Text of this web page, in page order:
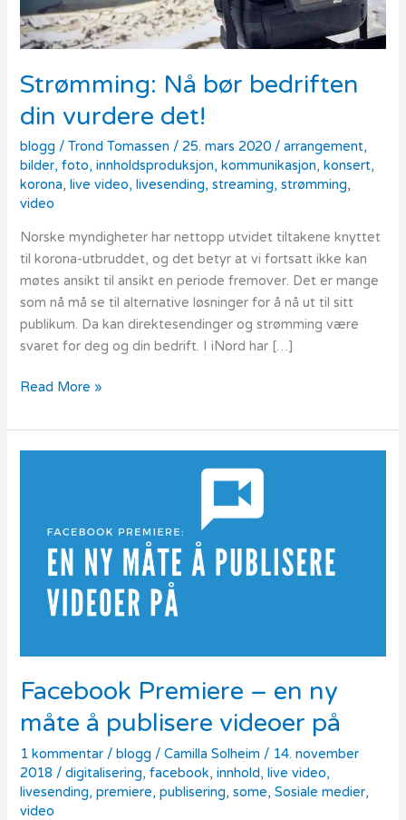
Strømming: Nå bør bedriften
din vurdere det!
blogg /Trond Tomassen /25. mars 2020 /arrangement,
bilder,foto,innholdsproduksjon,kommunikasjon,konsert,
korona,live video,livesending,streaming,strømming,
video
Norske myndigheter har nettopp utvidet tiltakene knyttet
til korona-utbruddet, og det betyr at vi fortsatt ikke kan
møtes ansikt til ansikt en periode fremover. Det er mange
som nå må se til alternative løsninger for å nå ut til sitt
publikum. Da kan direktesendinger og strømming være
svaret for deg og din bedrift. I iNord har […]
Read More »
Facebook Premiere – en ny
måte å publisere videoer på
1 kommentar /blogg /Camilla Solheim / 14. november
2018 /digitalisering,facebook,innhold,live video,
livesending,premiere,publisering,some,Sosiale medier,
video
måte
publisere
på